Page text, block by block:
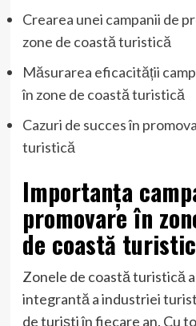
Crearea unei campanii de
zone de coastă turistică
Măsurarea eficacității
în zone de coastă turistică
Cazuri de succes în
turistică
Importanța
promovare în
de coastă
Zonele de coastă turistică
integrantă a industriei
de turiști în fiecare an. Cu